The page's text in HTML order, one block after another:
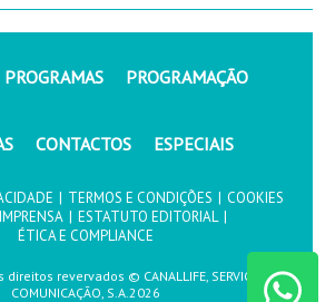
PROGRAMAS PROGRAMAÇÃO
CONTACTOS ESPECIAIS
| TERMOS E CONDIÇÕES | COOKIES
| ESTATUTO EDITORIAL |
ÉTICA E COMPLIANCE
direitos revervados © CANALLIFE, SERVIÇOS DE
COMUNICAÇÃO, S.A.2026